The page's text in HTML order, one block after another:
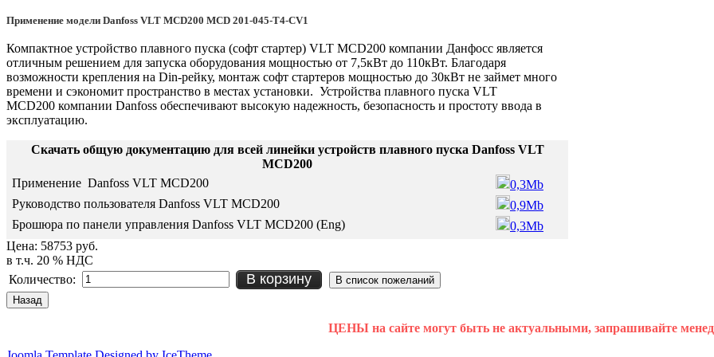
Применение модели Danfoss VLT MCD200 MCD 201-045-T4-CV1
Компактное устройство плавного пуска (софт стартер) VLT MCD200 компании Данфосс является
отличным решением для запуска оборудования мощностью от 7,5кВт до 110кВт. Благодаря
возможности крепления на Din-рейку, монтаж софт стартеров мощностью до 30кВт не займет много
времени и сэкономит пространство в местах установки. Устройства плавного пуска VLT
MCD200 компании Danfoss обеспечивают высокую надежность, безопасность и простоту ввода в
эксплуатацию.
Скачать общую документацию для всей линейки устройств плавного пуска Danfoss VLT
MCD200
Применение Danfoss VLT MCD200
0,3Mb
Руководство пользователя Danfoss VLT MCD200
0,9Mb
Брошюра по панели управления Danfoss VLT MCD200 (Eng)
0,3Mb
Цена: 58753 руб.
в т.ч. 20 % НДС
Количество:
В корзину
ЦЕНЫ на сайте могут быть не актуальными, запрашивайте